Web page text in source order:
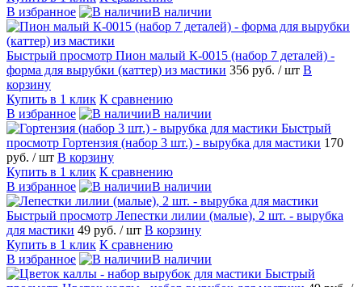
В избранное
В наличии
Быстрый просмотр Пион малый К-0015 (набор 7 деталей) -
форма для вырубки (каттер) из мастики 356 руб. / шт В
корзину
Купить в 1 клик К сравнению
В избранное
В наличии
Быстрый
просмотр Гортензия (набор 3 шт.) - вырубка для мастики 170
руб. / шт В корзину
Купить в 1 клик К сравнению
В избранное
В наличии
Быстрый просмотр Лепестки лилии (малые), 2 шт. - вырубка
для мастики 49 руб. / шт В корзину
Купить в 1 клик К сравнению
В избранное
В наличии
Быстрый